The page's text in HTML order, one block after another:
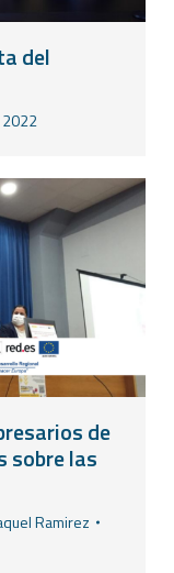
del
de
sobre las
Ramirez